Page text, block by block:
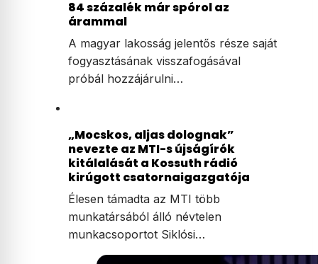
84 százalék már spórol az
árammal
A magyar lakosság jelentős része saját
fogyasztásának visszafogásával
próbál hozzájárulni…
„Mocskos, aljas dolognak”
nevezte az MTI-s újságírók
kitálalását a Kossuth rádió
kirúgott csatornaigazgatója
Élesen támadta az MTI több
munkatársából álló névtelen
munkacsoportot Siklósi…